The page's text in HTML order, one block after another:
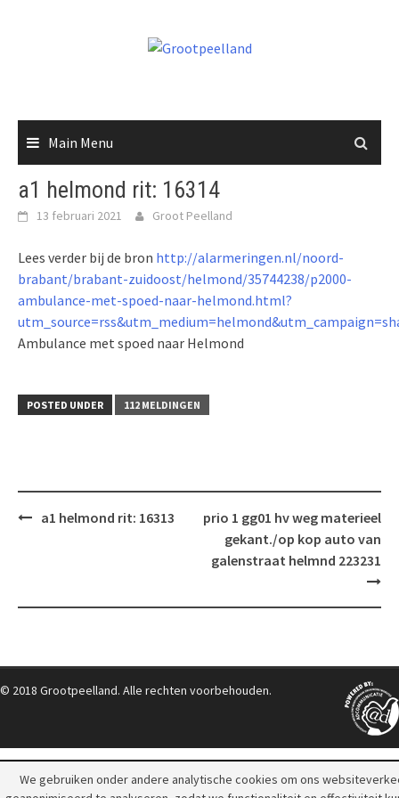
Main Menu
a1 helmond rit: 16314
13 februari 2021 Groot Peelland
Lees verder bij de bron http://alarmeringen.nl/noord-
brabant/brabant-zuidoost/helmond/35744238/p2000-
ambulance-met-spoed-naar-helmond.html?
Ambulance met spoed naar Helmond
POSTED UNDER 112 MELDINGEN
Posta1 helmond rit: 16313
prio 1 gg01 hv weg materieel
gekant./op kop auto van
galenstraat helmnd 223231
© 2018 Grootpeelland. Alle rechten voorbehouden.
We gebruiken onder andere analytische cookies om ons